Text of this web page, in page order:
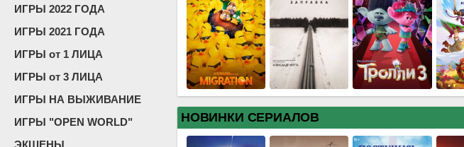
ИГРЫ 2022 ГОДА
ИГРЫ 2021 ГОДА
ИГРЫ от 1 ЛИЦА
ИГРЫ от 3 ЛИЦА
ИГРЫ НА ВЫЖИВАНИЕ
ИГРЫ "OPEN WORLD"
ЭКШЕНЫ
НОВИНКИ СЕРИАЛОВ